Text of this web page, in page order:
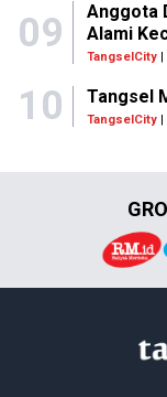
09
Anggota
Alami
TangselCity|
10 Tangsel
TangselCity |